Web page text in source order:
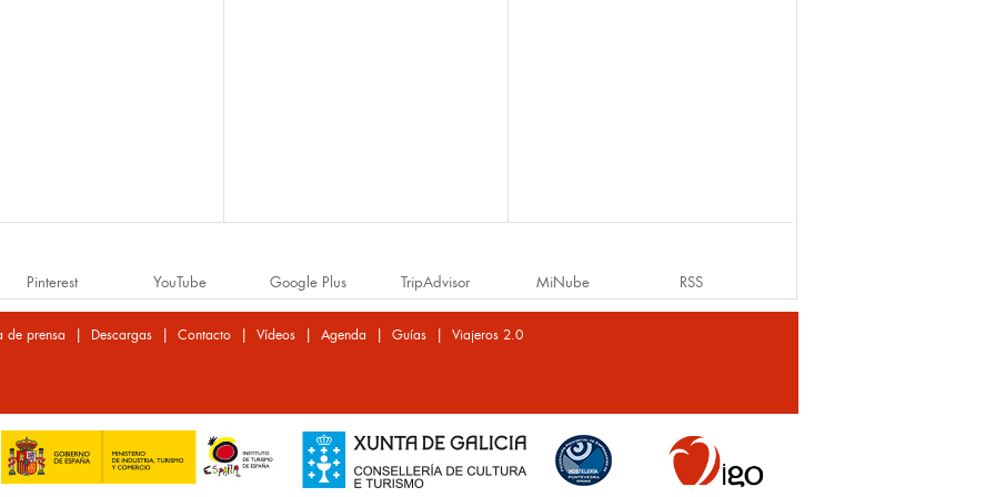
Pinterest YouTube Google Plus TripAdvisor MiNube RSS
de prensa | Descargas| Contacto| Vídeos| Agenda | Guías| Viajeros 2.0